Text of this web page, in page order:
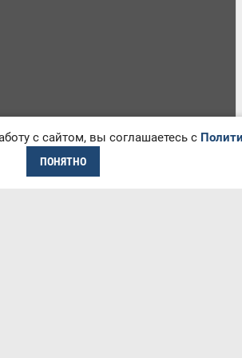
с сайтом, вы соглашаетесь с
ПОНЯТНО